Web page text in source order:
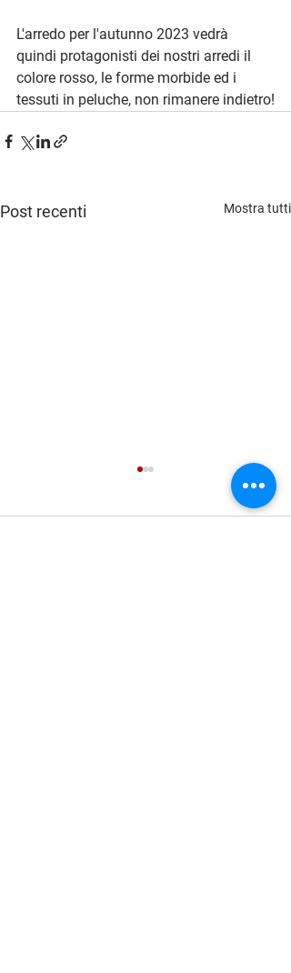
L'arredo per l'autunno 2023 vedrà
quindi protagonisti dei nostri arredi il
colore rosso, le forme morbide ed i
tessuti in peluche, non rimanere indietro!
Post recenti Mostra tutti